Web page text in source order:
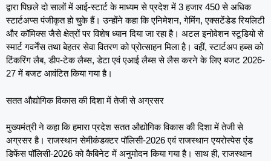
द्वारा पिछले दो सालों में आई-स्टार्ट के माध्यम से प्रदेश में 3 हजार 450 से अधिक
स्टार्टअप्स पंजीकृत हो चुके हैं। उन्होंने कहा कि एनिमेशन, गेमिंग, एक्सटेंडेड रियलिटी
और कॉमिक्स जैसे क्षेत्रों पर विशेष ध्यान दिया जा रहा है। अटल इनोवेशन स्टूडियो से
स्मार्ट गवर्नेंस तथा बेहतर सेवा वितरण को प्रोत्साहन मिला है। वहीं, स्टार्टअप हब्स को
टिंकरिंग लैब, डीप-टेक लैब्स, डेटा एवं एआई लैब्स से लैस करने के लिए बजट 2026-
27 में बजट आवंटित किया गया है।
सतत औद्योगिक विकास की दिशा में तेजी से अग्रसर
मुख्यमंत्री ने कहा कि हमारा प्रदेश सतत औद्योगिक विकास की दिशा में तेजी से
अग्रसर है। राजस्थान सेमीकंडक्टर पॉलिसी-2026 एवं राजस्थान एयरोस्पेस एंड
डिफेंस पॉलिसी-2026 को कैबिनेट में अनुमोदन किया गया है। साथ ही, राजस्थान